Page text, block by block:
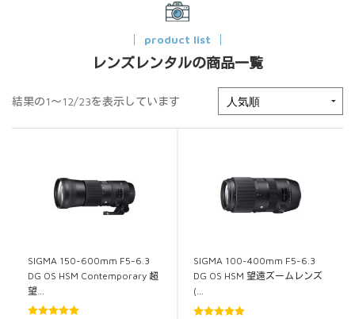
product list
レンズレンタルの商品一覧
結果の1～12/23を表示しています
SIGMA 150-600mm F5-6.3
DG OS HSM Contemporary 超
望…
SIGMA 100-400mm F5-6.3
DG OS HSM 望遠ズームレンズ
(…